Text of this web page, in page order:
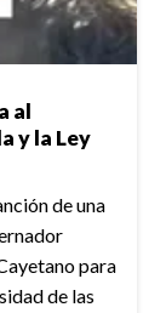
al
y la Ley
de una
para
de las